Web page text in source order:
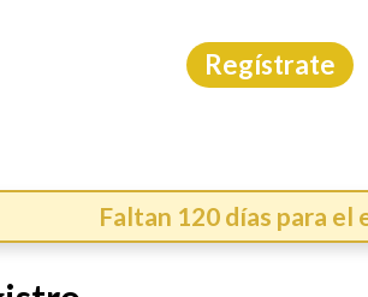
Regístrate
Faltan 120 días para el